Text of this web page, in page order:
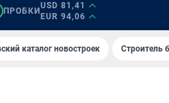
ПРОБКИ
USD 81,41
EUR 94,06
каталог новостроек Строитель